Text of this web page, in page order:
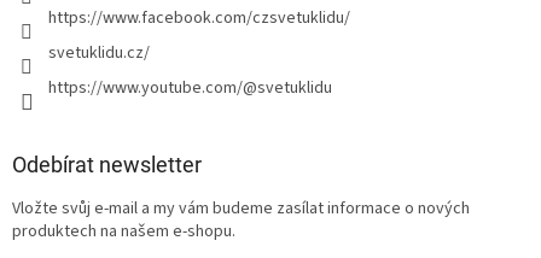
https://www.facebook.com/czsvetuklidu/
svetuklidu.cz/
https://www.youtube.com/@svetuklidu
Odebírat newsletter
Vložte svůj e-mail a my vám budeme zasílat informace o nových
produktech na našem e-shopu.